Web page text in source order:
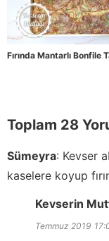
Fırında Mantarlı Bonfile
Toplam 28
Sümeyra: Kevser
kaselere koyup
Kevserin
Temmuz 2019